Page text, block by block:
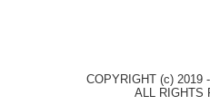
COPYRIGHT (c) 2019
ALL RIGHTS